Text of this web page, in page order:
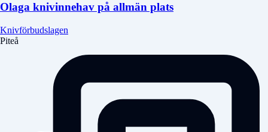
Olaga knivinnehav på allmän plats
Knivförbudslagen
Piteå